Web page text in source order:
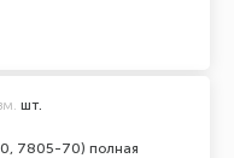
7805-70) полная
шт.